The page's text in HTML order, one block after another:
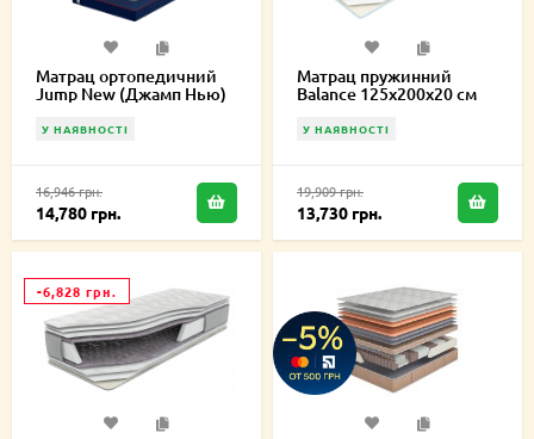
Матрац ортопедичний
Jump New (Джамп Нью)
У НАЯВНОСТІ
16,946 грн.
14,780 грн.
Матрац пружинний
Balance 125х200х20 см
У НАЯВНОСТІ
19,909 грн.
13,730 грн.
-6,828 грн.